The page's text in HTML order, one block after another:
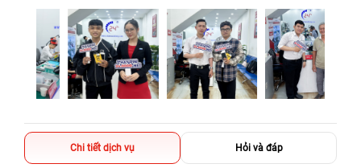
Chi tiết dịch vụ Hỏi và đáp